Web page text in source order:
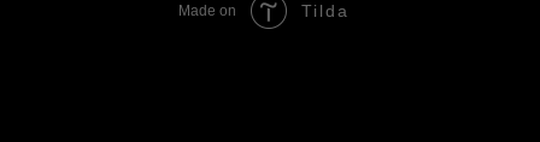
Made on Tilda